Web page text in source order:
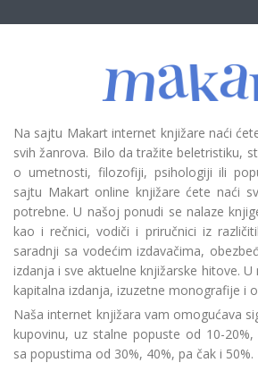
Na sajtu Makart internet knjižare naći
svih žanrova. Bilo da tražite beletristiku,
o umetnosti, filozofiji, psihologiji ili
sajtu Makart online knjižare ćete naći
potrebne. U našoj ponudi se nalaze
kao i rečnici, vodiči i priručnici iz
saradnji sa vodećim izdavačima,
izdanja i sve aktuelne knjižarske hitove.
kapitalna izdanja, izuzetne monografije i
Naša internet knjižara vam omogućava
kupovinu, uz stalne popuste od 10-
sa popustima od 30%, 40%, pa čak i 50%.